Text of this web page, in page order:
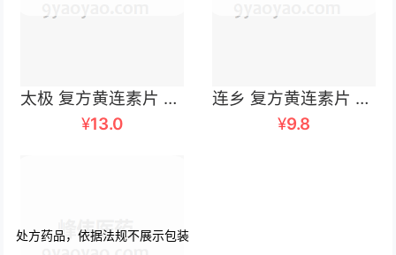
太极 复方黄连素片 100片/瓶
¥13.0
连乡 复方黄连素片 30毫克×48片
¥9.8